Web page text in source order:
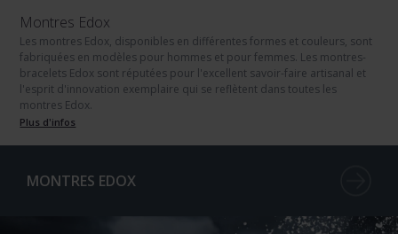
Montres Edox
Les montres Edox, disponibles en différentes formes et couleurs, sont
fabriquées en modèles pour hommes et pour femmes. Les montres-
bracelets Edox sont réputées pour l'excellent savoir-faire artisanal et
l'esprit d'innovation exemplaire qui se reflètent dans toutes les
montres Edox.
Plus d'infos
MONTRES EDOX